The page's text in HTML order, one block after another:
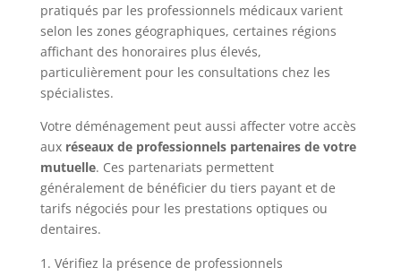
pratiqués par les professionnels médicaux varient
selon les zones géographiques, certaines régions
affichant des honoraires plus élevés,
particulièrement pour les consultations chez les
spécialistes.
Votre déménagement peut aussi affecter votre accès
aux réseaux de professionnels partenaires de votre
mutuelle. Ces partenariats permettent
généralement de bénéficier du tiers payant et de
tarifs négociés pour les prestations optiques ou
dentaires.
Vérifiez la présence de professionnels